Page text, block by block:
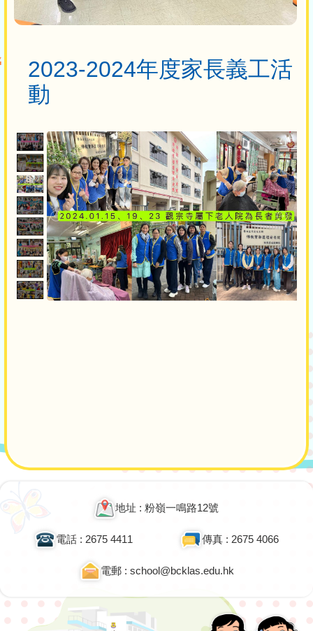
2023-2024年度家長義工活
動
地址 : 粉嶺一鳴路12號
電話 : 2675 4411 傳真 : 2675 4066
電郵 : school@bcklas.edu.hk